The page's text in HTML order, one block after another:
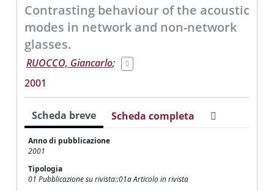
Contrasting behaviour of the acoustic
modes in network and non-network
glasses.
RUOCCO, Giancarlo;
2001
Scheda breve Scheda completa
Anno di pubblicazione
2001
Tipologia
01 Pubblicazione su rivista::01a Articolo in rivista